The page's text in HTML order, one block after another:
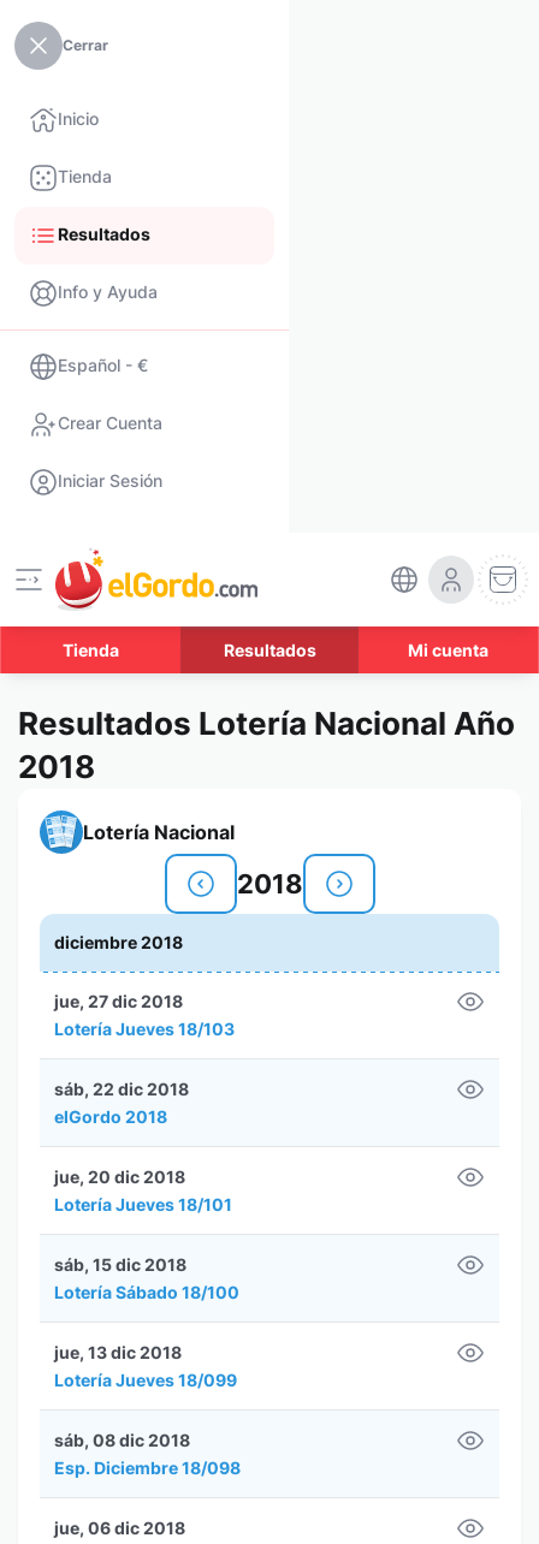
Cerrar
Inicio
Tienda
Resultados
Info y Ayuda
Español - €
Crear Cuenta
Iniciar Sesión
Tienda Resultados Mi cuenta
Resultados Lotería Nacional Año
2018
Lotería Nacional
2018
diciembre 2018
Lotería Jueves 18/103
jue, 27 dic 2018
elGordo 2018
sáb, 22 dic 2018
Lotería Jueves 18/101
jue, 20 dic 2018
Lotería Sábado 18/100
sáb, 15 dic 2018
Lotería Jueves 18/099
jue, 13 dic 2018
Esp. Diciembre 18/098
sáb, 08 dic 2018
jue, 06 dic 2018